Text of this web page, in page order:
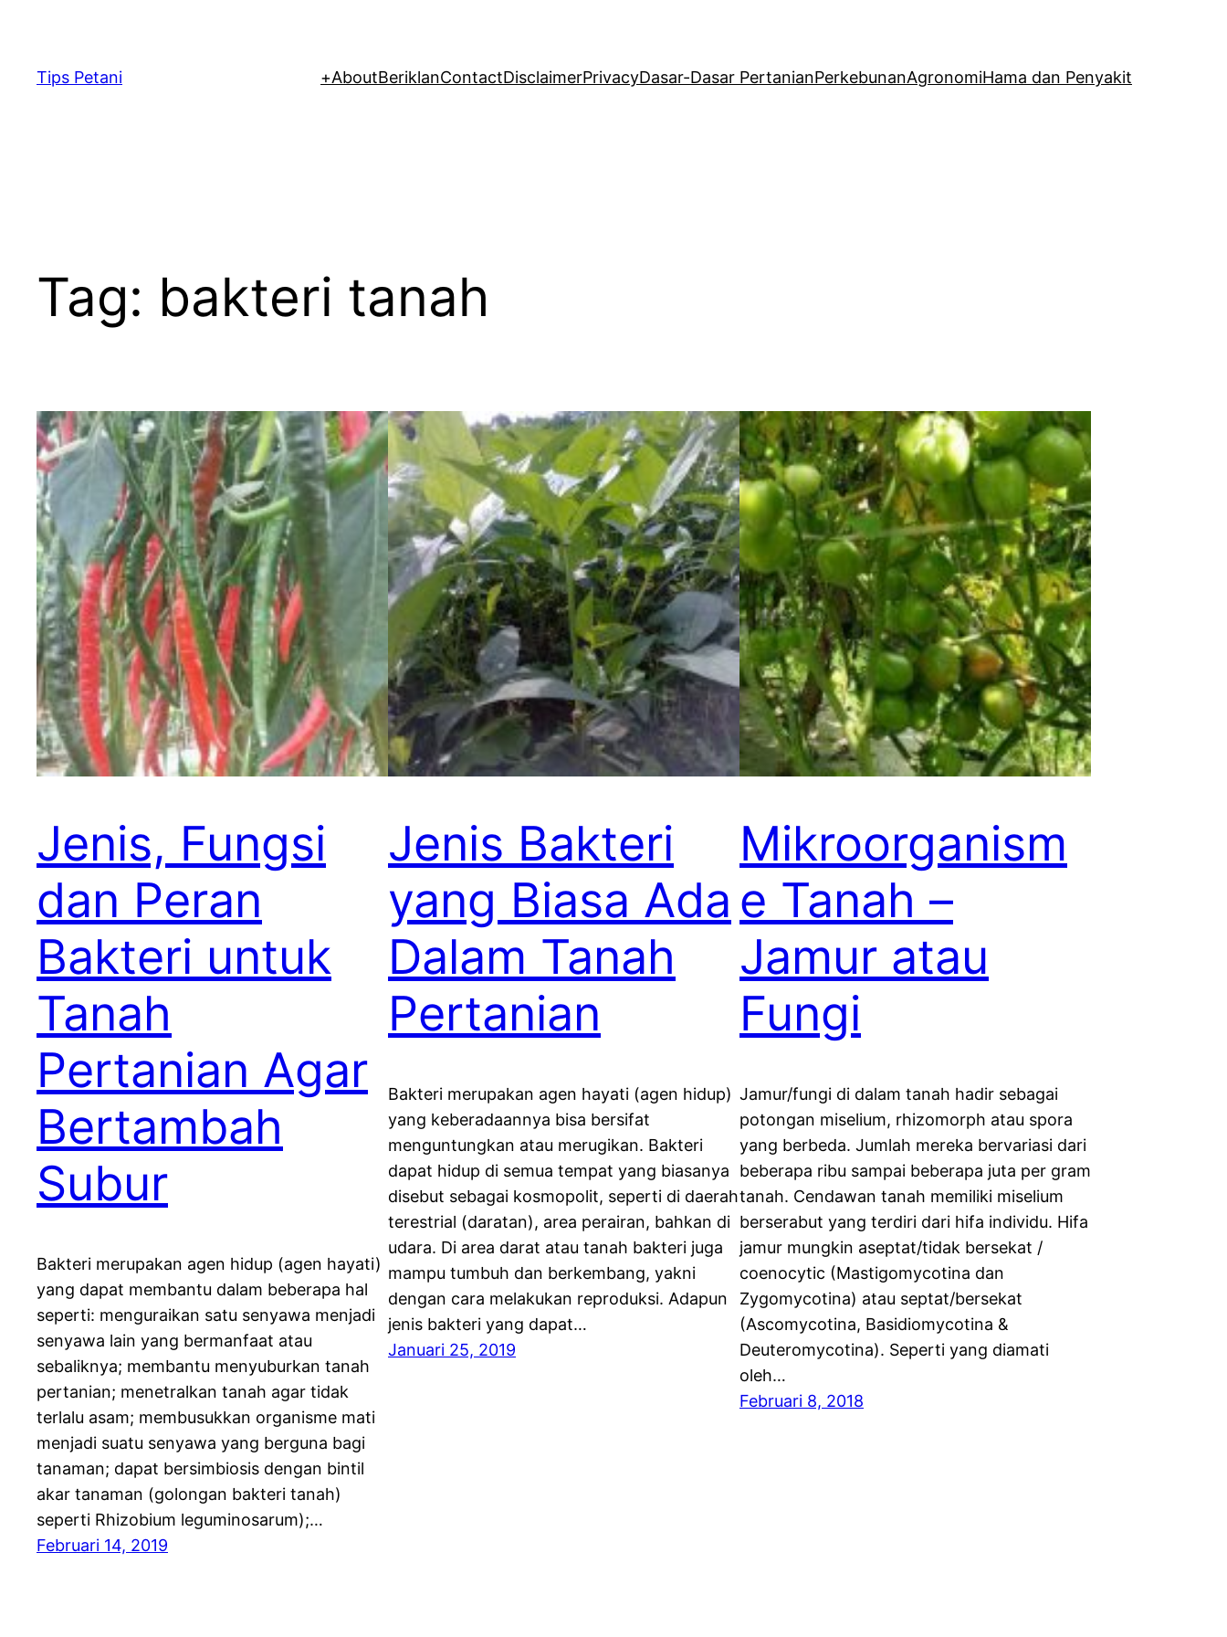
kontenTips Petani +AboutBeriklanContactDisclaimerPrivacyDasar-Dasar PertanianPerkebunanAgronomiHama dan Penyakit
Tag: bakteri tanah
Jenis, Fungsi
dan Peran
Bakteri untuk
Tanah
Pertanian Agar
Bertambah
Subur
Bakteri merupakan agen hidup (agen hayati)
yang dapat membantu dalam beberapa hal
seperti: menguraikan satu senyawa menjadi
senyawa lain yang bermanfaat atau
sebaliknya; membantu menyuburkan tanah
pertanian; menetralkan tanah agar tidak
terlalu asam; membusukkan organisme mati
menjadi suatu senyawa yang berguna bagi
tanaman; dapat bersimbiosis dengan bintil
akar tanaman (golongan bakteri tanah)
seperti Rhizobium leguminosarum);…
Februari 14, 2019
Jenis Bakteri
yang Biasa Ada
Dalam Tanah
Pertanian
Bakteri merupakan agen hayati (agen hidup)
yang keberadaannya bisa bersifat
menguntungkan atau merugikan. Bakteri
dapat hidup di semua tempat yang biasanya
disebut sebagai kosmopolit, seperti di daerah
terestrial (daratan), area perairan, bahkan di
udara. Di area darat atau tanah bakteri juga
mampu tumbuh dan berkembang, yakni
dengan cara melakukan reproduksi. Adapun
jenis bakteri yang dapat…
Januari 25, 2019
Mikroorganism
e Tanah –
Jamur atau
Fungi
Jamur/fungi di dalam tanah hadir sebagai
potongan miselium, rhizomorph atau spora
yang berbeda. Jumlah mereka bervariasi dari
beberapa ribu sampai beberapa juta per gram
tanah. Cendawan tanah memiliki miselium
berserabut yang terdiri dari hifa individu. Hifa
jamur mungkin aseptat/tidak bersekat /
coenocytic (Mastigomycotina dan
Zygomycotina) atau septat/bersekat
(Ascomycotina, Basidiomycotina &
Deuteromycotina). Seperti yang diamati
oleh…
Februari 8, 2018